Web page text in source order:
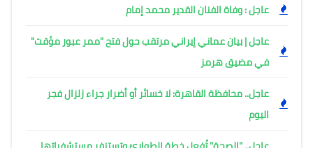
عاجل : وفاة الفنان القدير محمد إمام
عاجل | بيان عماني إيراني مرتقب حول فتح "ممر عبور مؤقت"
في مضيق هرمز
عاجل.. محافظة القاهرة: لا خسائر أو أضرار جراء زلزال فجر
اليوم